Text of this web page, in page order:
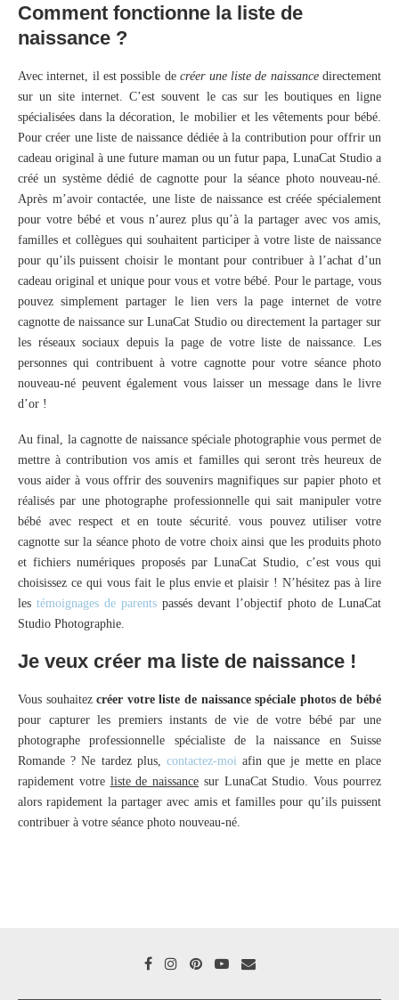
Comment fonctionne la liste de
naissance ?
Avec internet, il est possible decréer une liste de naissancedirectement
sur un site internet. C’est souvent le cas sur les boutiques en ligne
spécialisées dans la décoration, le mobilier et les vêtements pour bébé.
Pour créer une liste de naissance dédiée à la contribution pour offrir un
cadeau original à une future maman ou un futur papa, LunaCat Studio a
créé un système dédié de cagnotte pour la séance photo nouveau-né.
Après m’avoir contactée, une liste de naissance est créée spécialement
pour votre bébé et vous n’aurez plus qu’à la partager avec vos amis,
familles et collègues qui souhaitent participer à votre liste de naissance
pour qu’ils puissent choisir le montant pour contribuer à l’achat d’un
cadeau original et unique pour vous et votre bébé. Pour le partage, vous
pouvez simplement partager le lien vers la page internet de votre
cagnotte de naissance sur LunaCat Studio ou directement la partager sur
les réseaux sociaux depuis la page de votre liste de naissance. Les
personnes qui contribuent à votre cagnotte pour votre séance photo
nouveau-né peuvent également vous laisser un message dans le livre
d’or !
Au final, la cagnotte de naissance spéciale photographie vous permet de
mettre à contribution vos amis et familles qui seront très heureux de
vous aider à vous offrir des souvenirs magnifiques sur papier photo et
réalisés par une photographe professionnelle qui sait manipuler votre
bébé avec respect et en toute sécurité. vous pouvez utiliser votre
cagnotte sur la séance photo de votre choix ainsi que les produits photo
et fichiers numériques proposés par LunaCat Studio, c’est vous qui
choisissez ce qui vous fait le plus envie et plaisir ! N’hésitez pas à lire
les témoignages de parents passés devant l’objectif photo de LunaCat
Studio Photographie.
Je veux créer ma liste de naissance !
Vous souhaitezcréer votre liste de naissance spéciale photos de bébé
pour capturer les premiers instants de vie de votre bébé par une
photographe professionnelle spécialiste de la naissance en Suisse
Romande ? Ne tardez plus, contactez-moi afin que je mette en place
rapidement votre liste de naissance sur LunaCat Studio. Vous pourrez
alors rapidement la partager avec amis et familles pour qu’ils puissent
contribuer à votre séance photo nouveau-né.